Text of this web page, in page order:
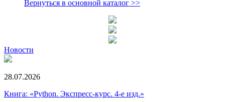
Вернуться в основной каталог >>
Новости
28.07.2026
Книга: «Python. Экспресс‑курс. 4-е изд.»